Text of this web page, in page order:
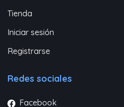
Tienda
Iniciar sesión
Registrarse
Redes sociales
Facebook